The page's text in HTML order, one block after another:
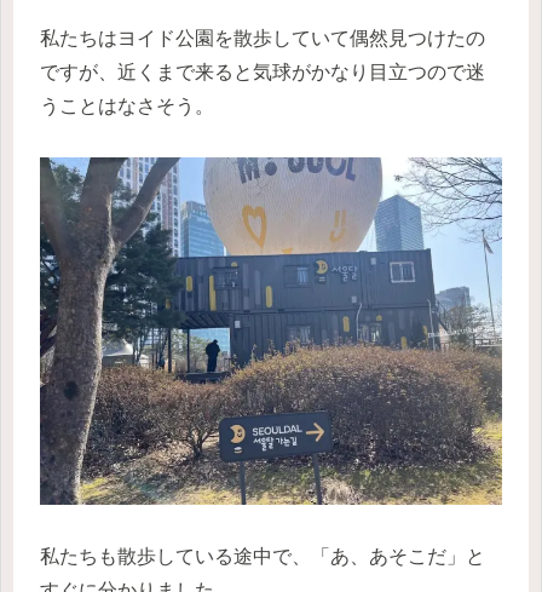
私たちはヨイド公園を散歩していて偶然見つけたの
ですが、近くまで来ると気球がかなり目立つので迷
うことはなさそう。
私たちも散歩している途中で、「あ、あそこだ」と